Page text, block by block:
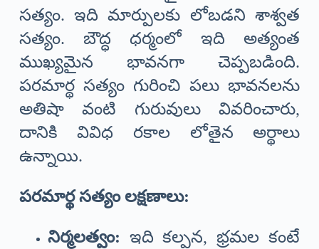
సత్యం. ఇది మార్పులకు లోబడని శాశ్వత
సత్యం. బౌద్ధ ధర్మంలో ఇది అత్యంత
ముఖ్యమైన భావనగా చెప్పబడింది.
పరమార్థ సత్యం గురించి పలు భావనలను
అతిషా వంటి గురువులు వివరించారు,
దానికి వివిధ రకాల లోతైన అర్థాలు
ఉన్నాయి.
పరమార్థ సత్యం లక్షణాలు:
నిర్మలత్వం: ఇది కల్పన, భ్రమల కంటే